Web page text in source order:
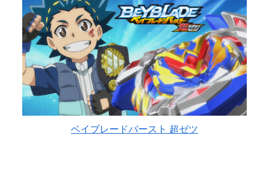
ベイブレードバースト 超ゼツ